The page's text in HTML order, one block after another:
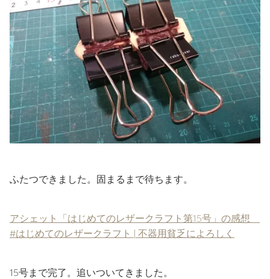
ふたつできました。固まるまで待ちます。
アシェット「はじめてのレザークラフト第15号」の感想
#はじめてのレザークラフト | 不器用貧乏によろしく
15号まで完了。追いついてきました。